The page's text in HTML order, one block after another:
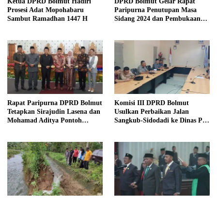
Prosesi Adat Mopohabaru
Sambut Ramadhan 1447 H
Paripurna Penutupan Masa
Sidang 2024 dan Pembukaan
Rapat Paripurna DPRD Bolmut
Tetapkan Sirajudin Lasena dan
Mohamad Aditya Pontoh
Komisi III DPRD Bolmut
Usulkan Perbaikan Jalan
Sangkub-Sidodadi ke Dinas PU